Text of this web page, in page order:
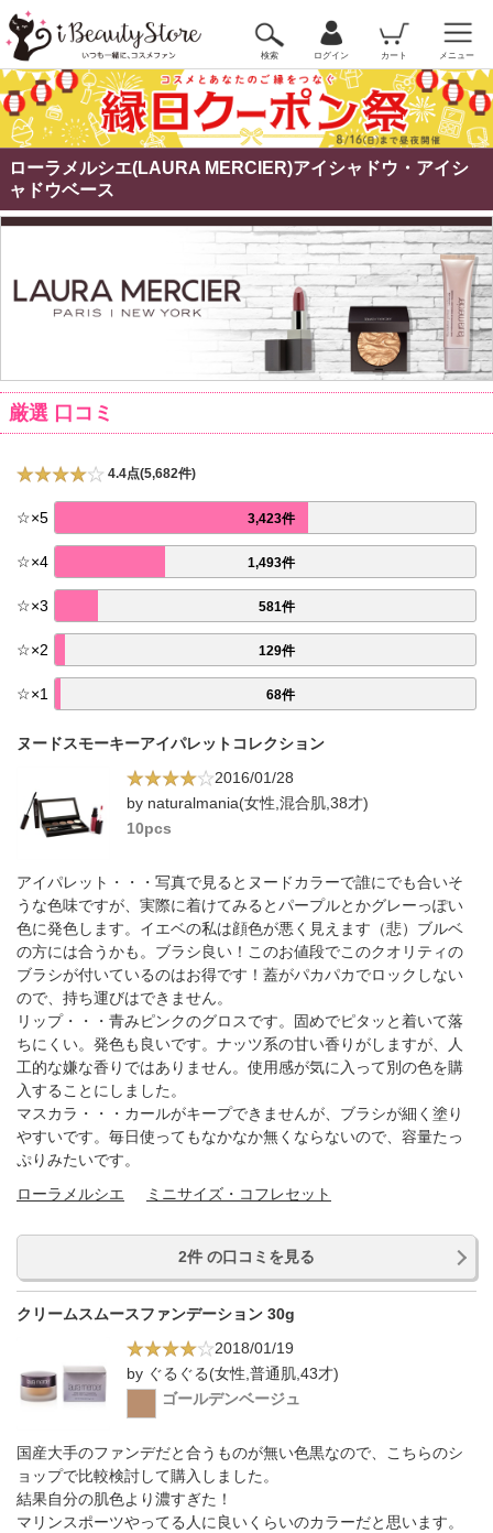
検索 ログイン カート メニュー
ローラメルシエ(LAURA MERCIER)アイシャドウ・アイシ
ャドウベース
厳選 口コミ
4.4点(5,682件)
☆×5 3,423件
☆×4 1,493件
☆×3 581件
☆×2 129件
☆×1 68件
ヌードスモーキーアイパレットコレクション
2016/01/28
by naturalmania(女性,混合肌,38才)
10pcs
アイパレット・・・写真で見るとヌードカラーで誰にでも合いそ
うな色味ですが、実際に着けてみるとパープルとかグレーっぽい
色に発色します。イエベの私は顔色が悪く見えます（悲）ブルベ
の方には合うかも。ブラシ良い！このお値段でこのクオリティの
ブラシが付いているのはお得です！蓋がパカパカでロックしない
ので、持ち運びはできません。
リップ・・・青みピンクのグロスです。固めでピタッと着いて落
ちにくい。発色も良いです。ナッツ系の甘い香りがしますが、人
工的な嫌な香りではありません。使用感が気に入って別の色を購
入することにしました。
マスカラ・・・カールがキープできませんが、ブラシが細く塗り
やすいです。毎日使ってもなかなか無くならないので、容量たっ
ぷりみたいです。
ローラメルシエ
ミニサイズ・コフレセット
2件 の口コミを見る
クリームスムースファンデーション 30g
2018/01/19
by ぐるぐる(女性,普通肌,43才)
ゴールデンベージュ
国産大手のファンデだと合うものが無い色黒なので、こちらのシ
ョップで比較検討して購入しました。
結果自分の肌色より濃すぎた！
マリンスポーツやってる人に良いくらいのカラーだと思います。